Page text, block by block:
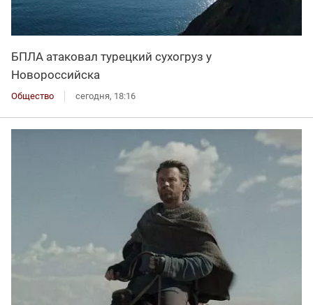
БПЛА атаковал турецкий сухогруз у
Новороссийска
Общество сегодня, 18:16